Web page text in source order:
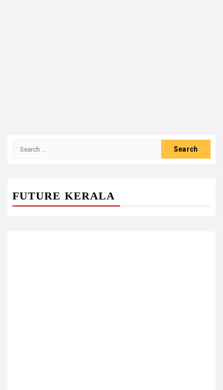
FUTURE KERALA